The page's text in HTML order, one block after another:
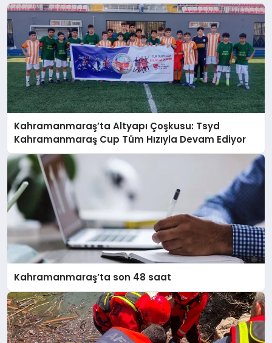
Kahramanmaraş’ta Altyapı Çoşkusu: Tsyd
Kahramanmaraş Cup Tüm Hızıyla Devam Ediyor
Kahramanmaraş’ta son 48 saat